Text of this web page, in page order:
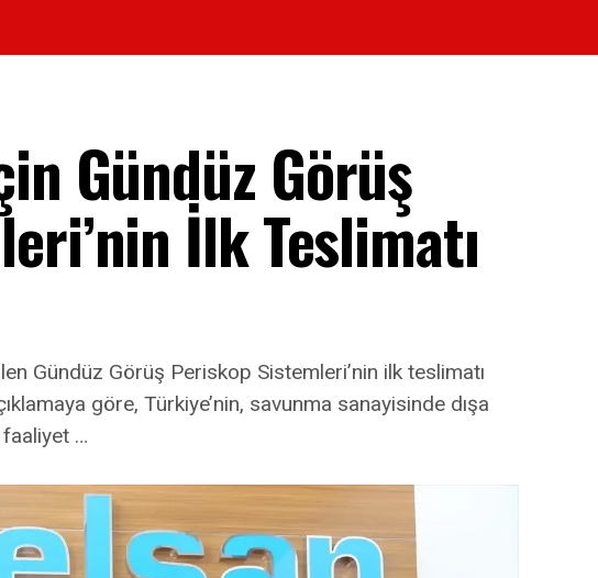
Gündüz Görüş
İlk Teslimatı
Gündüz Görüş Periskop Sistemleri’nin ilk teslimatı
göre, Türkiye’nin, savunma sanayisinde dışa
faaliyet …